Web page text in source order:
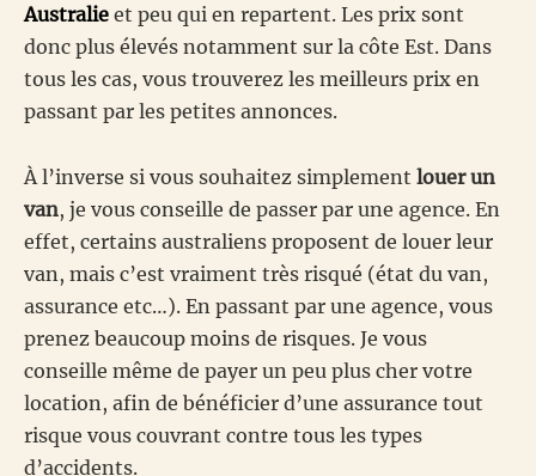
Australie et peu qui en repartent. Les prix sont
donc plus élevés notamment sur la côte Est. Dans
tous les cas, vous trouverez les meilleurs prix en
passant par les petites annonces.
À l’inverse si vous souhaitez simplement louer un
van, je vous conseille de passer par une agence. En
effet, certains australiens proposent de louer leur
van, mais c’est vraiment très risqué (état du van,
assurance etc…). En passant par une agence, vous
prenez beaucoup moins de risques. Je vous
conseille même de payer un peu plus cher votre
location, afin de bénéficier d’une assurance tout
risque vous couvrant contre tous les types
d’accidents.